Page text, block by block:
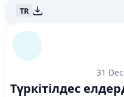
TR
31
Түркітілдес